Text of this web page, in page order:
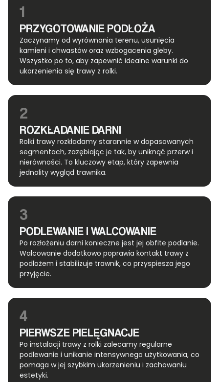
1
PRZYGOTOWANIE PODŁOŻA
Zaczynamy od wyrównania terenu, usunięcia
kamieni i chwastów oraz wzbogacenia gleby.
Wszystko po to, aby zapewnić idealne warunki do
ukorzenienia się trawy z rolki.
2
ROZKŁADANIE DARNI
Rolki trawy rozkładamy starannie w dopasowanych
segmentach, zazębiając je tak, by uniknąć przerw i
nierówności. To kluczowy etap, który zapewnia
jednolity wygląd trawnika.
3
PODLEWANIE I WALCOWANIE
Po rozłożeniu darni konieczne jest jej obfite podlanie.
Walcowanie dodatkowo poprawia kontakt trawy z
podłożem i stabilizuje trawnik, co przyspiesza jego
przyjęcie.
4
PIERWSZE PIELĘGNACJE
Po instalacji trawy z rolki zalecamy regularne
podlewanie i unikanie intensywnego użytkowania, co
pomaga w jej szybkim ukorzenieniu i zachowaniu
estetyki.